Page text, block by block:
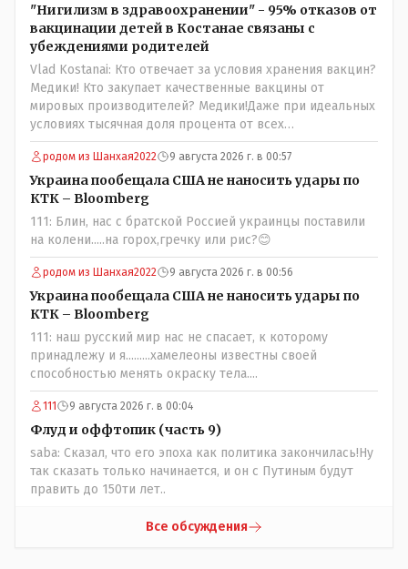
"Нигилизм в здравоохранении" - 95% отказов от
вакцинации детей в Костанае связаны с
убеждениями родителей
Vlad Kostanai: Кто отвечает за условия хранения вакцин?
Медики! Кто закупает качественные вакцины от
мировых производителей? Медики!Даже при идеальных
условиях тысячная доля процента от всех
вакцинированных может иметь плохие последствия от
прививки. Бумага нужна как защита от дол.....бов не
дружащих с школьными курсами предметов, в
частности биологии и математики. Vlad Kostanai: Поэтому
люди и отказываются и я в том числе своих не
прививал.Лично я вам и тем другим людям благодарен.
Добровольные действия направленные на сокращение
частотности появления в популяции соответствующих
комбинаций генов заслуживают благодарности. Мы и
без того основательно загубили нормальный
естественный отбор.
родом из Шанхая2022 9 августа 2026 г. в 00:57
Украина пообещала США не наносить удары по
КТК – Bloomberg
111: Блин, нас с братской Россией украинцы поставили
на колени.....на горох,гречку или рис?😊
родом из Шанхая2022 9 августа 2026 г. в 00:56
Украина пообещала США не наносить удары по
КТК – Bloomberg
111: наш русский мир нас не спасает, к которому
принадлежу и я.........хамелеоны известны своей
способностью менять окраску тела....
111 9 августа 2026 г. в 00:04
Флуд и оффтопик (часть 9)
saba: Сказал, что его эпоха как политика закончилась!Ну
так сказать только начинается, и он с Путиным будут
править до 150ти лет..
Все обсуждения